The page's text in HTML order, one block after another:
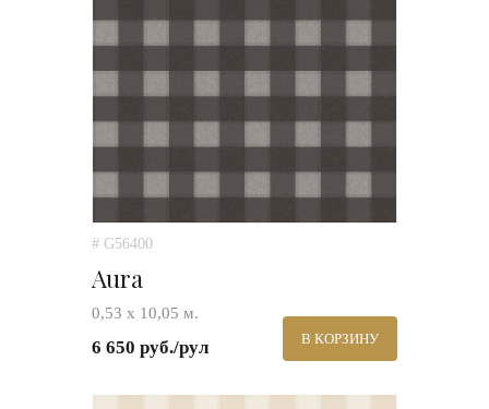
# G56400
Aura
0,53 х 10,05 м.
6 650 руб./рул В КОРЗИНУ